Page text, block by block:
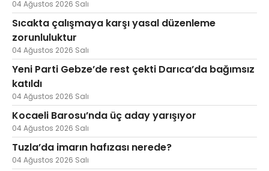
04 Ağustos 2026 Salı
Sıcakta çalışmaya karşı yasal düzenleme
zorunluluktur
04 Ağustos 2026 Salı
Yeni Parti Gebze’de rest çekti Darıca’da bağımsız
katıldı
04 Ağustos 2026 Salı
Kocaeli Barosu’nda üç aday yarışıyor
04 Ağustos 2026 Salı
Tuzla’da imarın hafızası nerede?
04 Ağustos 2026 Salı